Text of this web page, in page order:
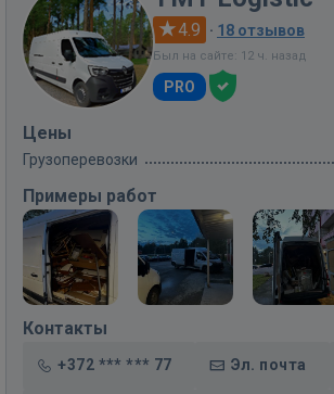
4.9 · 18 отзывов
Был на сайте: 12 ч. назад
PRO
Цены
Грузоперевозки
Примеры работ
Контакты
+372 *** *** 77 Эл. почта